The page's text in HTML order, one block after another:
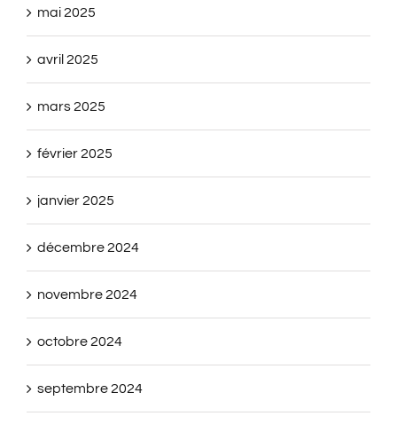
mai 2025
avril 2025
mars 2025
février 2025
janvier 2025
décembre 2024
novembre 2024
octobre 2024
septembre 2024